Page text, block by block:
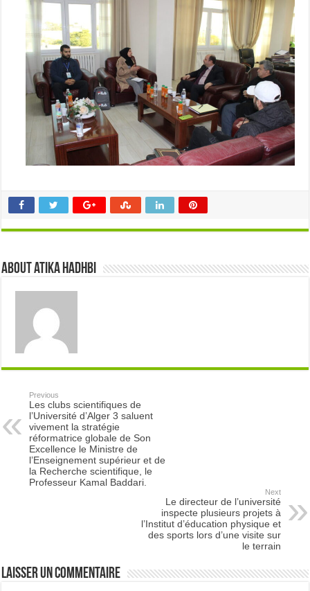
About atika hadhbi
Previous
Les clubs scientifiques de
l’Université d’Alger 3 saluent
vivement la stratégie
réformatrice globale de Son
Excellence le Ministre de
l’Enseignement supérieur et de
la Recherche scientifique, le
Professeur Kamal Baddari.
Next
Le directeur de l’université
inspecte plusieurs projets à
l’Institut d’éducation physique et
des sports lors d’une visite sur
le terrain
Laisser un commentaire